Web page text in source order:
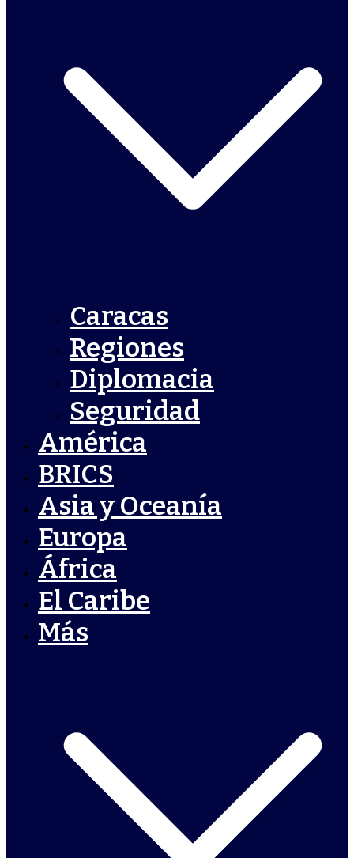
Caracas
Regiones
Diplomacia
Seguridad
América
BRICS
Asia y Oceanía
Europa
África
El Caribe
Más